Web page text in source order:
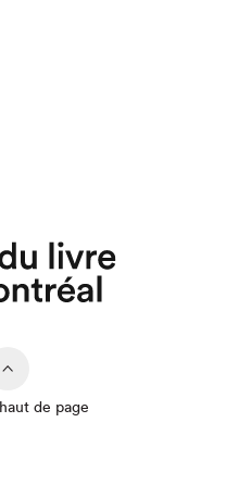
de page